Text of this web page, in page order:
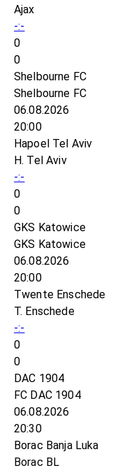
Ajax
-:-
0
0
Shelbourne FC
Shelbourne FC
06.08.2026
20:00
Hapoel Tel Aviv
H. Tel Aviv
-:-
0
0
GKS Katowice
GKS Katowice
06.08.2026
20:00
Twente Enschede
T. Enschede
-:-
0
0
DAC 1904
FC DAC 1904
06.08.2026
20:30
Borac Banja Luka
Borac BL